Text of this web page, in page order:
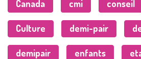
Canada cmi conseil
Culture demi-pair
demipair enfants